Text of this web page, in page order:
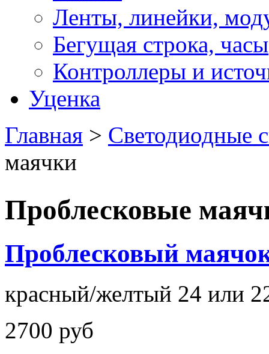
Ленты, линейки,
Бегущая строка, часы
Контроллеры и
Уценка
Главная > Светодиодные
маячки
Проблесковые
Проблесковый
красный/желтый 24 или
2700 руб